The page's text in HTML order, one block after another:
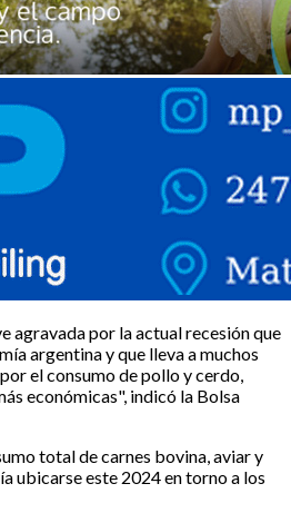
agravada por la actual recesión que
argentina y que lleva a muchos
el consumo de pollo y cerdo,
económicas", indicó la Bolsa
total de carnes bovina, aviar y
ubicarse este 2024 en torno a los